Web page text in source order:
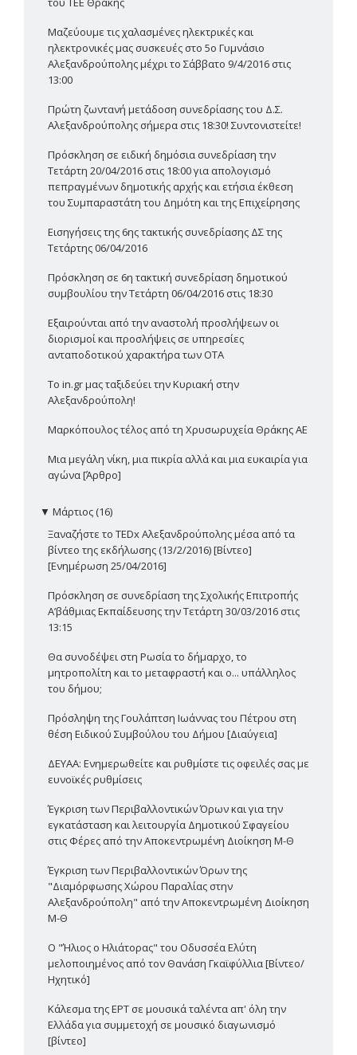
Μαζεύουμε τις χαλασμένες ηλεκτρικές και
ηλεκτρονικές μας συσκευές στο 5ο Γυμνάσιο
Αλεξανδρούπολης μέχρι το Σάββατο 9/4/2016 στις
13:00
Πρώτη ζωντανή μετάδοση συνεδρίασης του Δ.Σ.
Αλεξανδρούπολης σήμερα στις 18:30! Συντονιστείτε!
Πρόσκληση σε ειδική δημόσια συνεδρίαση την
Τετάρτη 20/04/2016 στις 18:00 για απολογισμό
πεπραγμένων δημοτικής αρχής και ετήσια έκθεση
του Συμπαραστάτη του Δημότη και της Επιχείρησης
Εισηγήσεις της 6ης τακτικής συνεδρίασης ΔΣ της
Τετάρτης 06/04/2016
Πρόσκληση σε 6η τακτική συνεδρίαση δημοτικού
συμβουλίου την Τετάρτη 06/04/2016 στις 18:30
Εξαιρούνται από την αναστολή προσλήψεων οι
διορισμοί και προσλήψεις σε υπηρεσίες
ανταποδοτικού χαρακτήρα των ΟΤΑ
Το in.gr μας ταξιδεύει την Κυριακή στην
Αλεξανδρούπολη!
Μαρκόπουλος τέλος από τη Χρυσωρυχεία Θράκης ΑΕ
Μια μεγάλη νίκη, μια πικρία αλλά και μια ευκαιρία για
αγώνα [Άρθρο]
▼ Μάρτιος (16)
Ξαναζήστε το TEDx Αλεξανδρούπολης μέσα από τα
βίντεο της εκδήλωσης (13/2/2016) [Βίντεο]
[Ενημέρωση 25/04/2016]
Πρόσκληση σε συνεδρίαση της Σχολικής Επιτροπής
Α’βάθμιας Εκπαίδευσης την Τετάρτη 30/03/2016 στις
13:15
Θα συνοδέψει στη Ρωσία το δήμαρχο, το
μητροπολίτη και το μεταφραστή και ο... υπάλληλος
του δήμου;
Πρόσληψη της Γουλάπτση Ιωάννας του Πέτρου στη
θέση Ειδικού Συμβούλου του Δήμου [Διαύγεια]
ΔΕΥΑΑ: Ενημερωθείτε και ρυθμίστε τις οφειλές σας με
ευνοϊκές ρυθμίσεις
Έγκριση των Περιβαλλοντικών Όρων και για την
εγκατάσταση και λειτουργία Δημοτικού Σφαγείου
στις Φέρες από την Αποκεντρωμένη Διοίκηση Μ-Θ
Έγκριση των Περιβαλλοντικών Όρων της
"Διαμόρφωσης Χώρου Παραλίας στην
Αλεξανδρούπολη" από την Αποκεντρωμένη Διοίκηση
Μ-Θ
Ο "Ήλιος ο Ηλιάτορας" του Οδυσσέα Ελύτη
μελοποιημένος από τον Θανάση Γκαϊφύλλια [Βίντεο/
Ηχητικό]
Κάλεσμα της ΕΡΤ σε μουσικά ταλέντα απ' όλη την
Ελλάδα για συμμετοχή σε μουσικό διαγωνισμό
[βίντεο]